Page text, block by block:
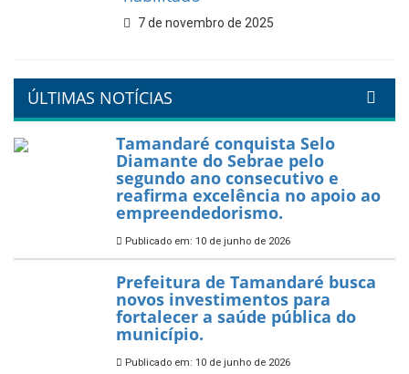
7 de fevereiro de 2026
orla da cidade.
PartiuENEM — Prefeitura
garante transporte gratuito
para os estudantes
7 de novembro de 2025
Política Nacional Aldir Blanc
— Tamandaré tem Plano de
Aplicação de Recursos (PAR)
habilitado
7 de novembro de 2025